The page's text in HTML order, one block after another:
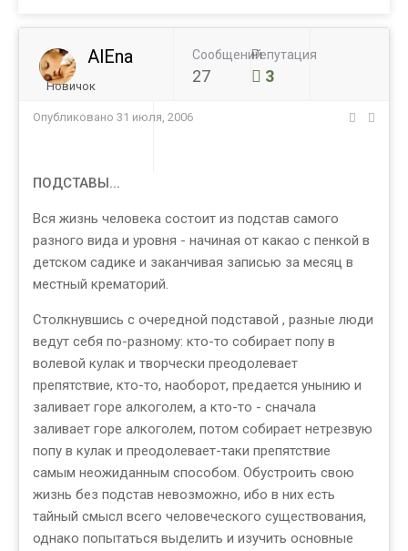
AlEna
Новичок
Сообщений
27
Репутация
3
Опубликовано 31 июля, 2006
ПОДСТАВЫ...
Вся жизнь человека состоит из подстав самого
разного вида и уровня - начиная от какао с пенкой в
детском садике и заканчивая записью за месяц в
местный крематорий.
Столкнувшись с очередной подставой , разные люди
ведут себя по-разному: кто-то собирает попу в
волевой кулак и творчески преодолевает
препятствие, кто-то, наоборот, предается унынию и
заливает горе алкоголем, а кто-то - сначала
заливает горе алкоголем, потом собирает нетрезвую
попу в кулак и преодолевает-таки препятствие
самым неожиданным способом. Обустроить свою
жизнь без подстав невозможно, ибо в них есть
тайный смысл всего человеческого существования,
однако попытаться выделить и изучить основные